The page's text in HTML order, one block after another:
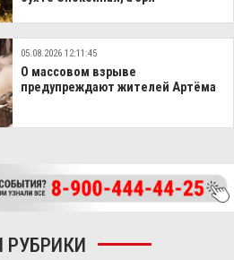
05.08.2026 12:11:45
О массовом взрыве
предупреждают жителей Артёма
РУБРИКИ